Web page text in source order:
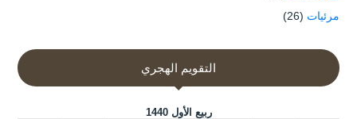
مرئيات (26)
التقويم الهجري
ربيع الأول 1440